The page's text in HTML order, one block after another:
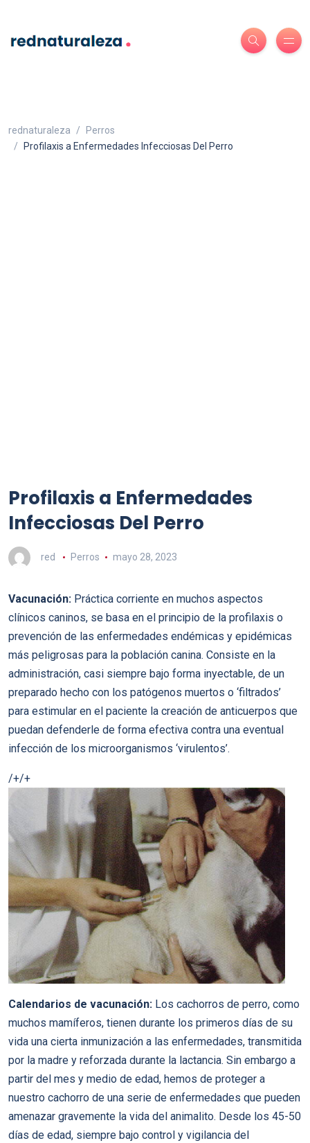
rednaturaleza
Perros
Profilaxis a Enfermedades Infecciosas Del Perro
Profilaxis a Enfermedades
Infecciosas Del Perro
red Perros mayo 28, 2023
Vacunación: Práctica corriente en muchos aspectos
clínicos caninos, se basa en el principio de la profilaxis o
prevención de las enfermedades endémicas y epidémicas
más peligrosas para la población canina. Consiste en la
administración, casi siempre bajo forma inyectable, de un
preparado hecho con los patógenos muertos o ‘filtrados’
para estimular en el paciente la creación de anticuerpos que
puedan defenderle de forma efectiva contra una eventual
infección de los microorganismos ‘virulentos’.
/+/+
Calendarios de vacunación: Los cachorros de perro, como
muchos mamíferos, tienen durante los primeros días de su
vida una cierta inmunización a las enfermedades, transmitida
por la madre y reforzada durante la lactancia. Sin embargo a
partir del mes y medio de edad, hemos de proteger a
nuestro cachorro de una serie de enfermedades que pueden
amenazar gravemente la vida del animalito. Desde los 45-50
días de edad, siempre bajo control y vigilancia del